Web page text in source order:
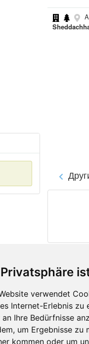
verwendet
Internet-Erlebnis zu
an Ihre Bedürfnisse
um Ergebnisse zu
kommen oder um
ошибке